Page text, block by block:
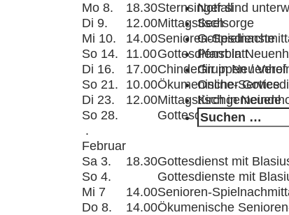
Notfall
Seelsorge
Gottesdienste
Pfarrblatt
Gruppen /
Online-Service
Kirchgemeinde
Suchen
nach:
Mo 8.
18.30Sternsinger sind
Di 9.
12.00Mittagstisch
Mi 10.
14.00Senioren-
So 14.
11.00Gottesdienst in
Di 16.
17.00Chinderfiir in Neuenhof
So 21.
10.00Ökumenischer
Di 23.
12.00Mittagstisch in
So 28.
Gottesdienste in
.
Februar
Sa 3.
18.30Gottesdienst mit
So 4.
Gottesdienste mit
Mi 7
14.00Senioren-
Do 8.
14.00Ökumenische